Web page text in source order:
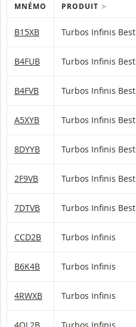
MNÉMO PRODUIT
B15XB Turbos Infinis Best
B4FUB Turbos Infinis Best
B4FVB Turbos Infinis Best
A5XYB Turbos Infinis Best
8DYYB Turbos Infinis Best
2F9VB Turbos Infinis Best
7DTVB Turbos Infinis Best
CCD2B Turbos Infinis
B6K4B Turbos Infinis
4RWXB Turbos Infinis
4QL2B Turbos Infinis